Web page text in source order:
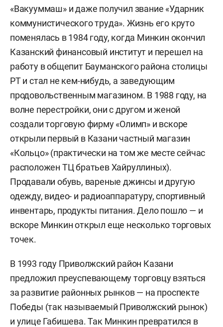
«Вакууммаш» и даже получил звание «Ударник
коммунистического труда». Жизнь его круто
поменялась в 1984 году, когда Минкин окончил
Казанский финансовый институт и перешел на
работу в общепит Бауманского района столицы
РТ и стал не кем-нибудь, а заведующим
продовольственным магазином. В 1988 году, на
волне перестройки, они с другом и женой
создали торговую фирму «Олимп» и вскоре
открыли первый в Казани частный магазин
«Кольцо» (практически на том же месте сейчас
расположен ТЦ братьев Хайруллиных).
Продавали обувь, вареные джинсы и другую
одежду, видео- и радиоаппаратуру, спортивный
инвентарь, продукты питания. Дело пошло — и
вскоре Минкин открыл еще несколько торговых
точек.
В 1993 году Приволжский район Казани
предложил преуспевающему торговцу взяться
за развитие районных рынков — на проспекте
Победы (так называемый Приволжский рынок)
и улице Габишева. Так Минкин превратился в